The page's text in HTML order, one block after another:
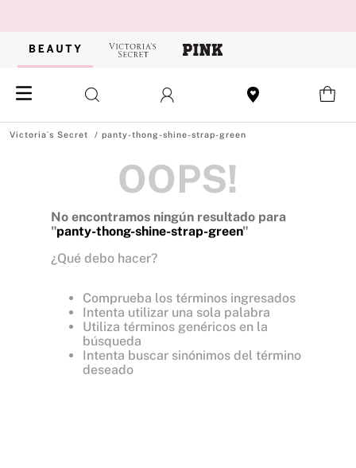
panty-thong-shine-strap-green
OOPS!
No encontramos ningún resultado para
"panty-thong-shine-strap-green"
¿Qué debo hacer?
Comprueba los términos ingresados
Intenta utilizar una sola palabra
Utiliza términos genéricos en la
búsqueda
Intenta buscar sinónimos del término
deseado